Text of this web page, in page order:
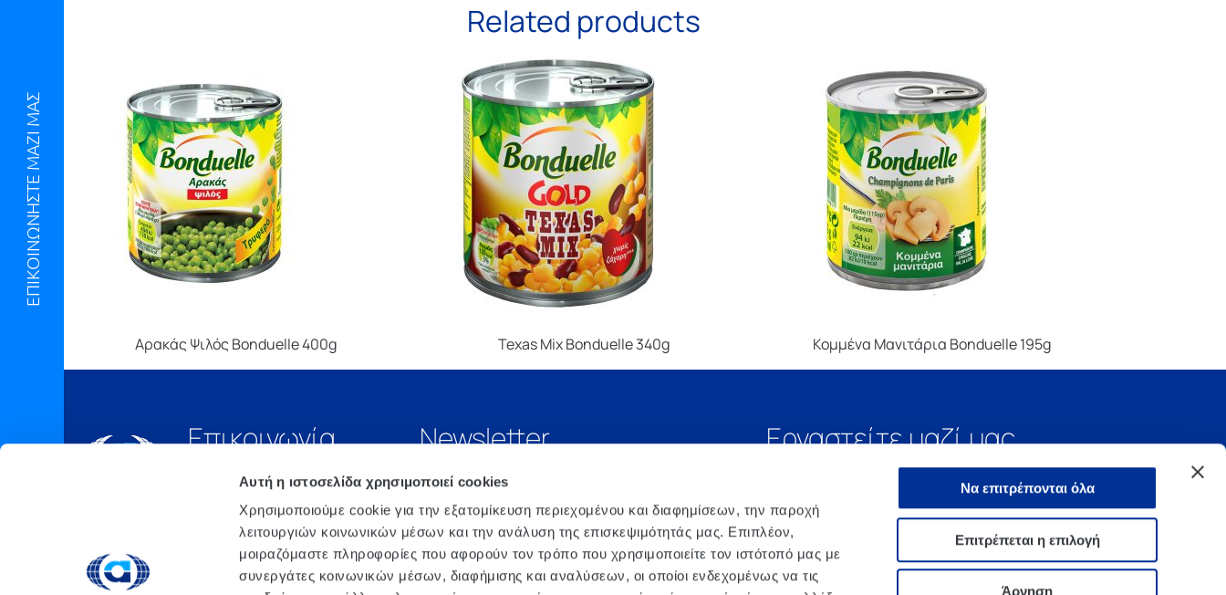
Αυτή η ιστοσελίδα χρησιμοποιεί cookies
Χρησιμοποιούμε cookie για την εξατομίκευση περιεχομένου και διαφημίσεων, την παροχή
λειτουργιών κοινωνικών μέσων και την ανάλυση της επισκεψιμότητάς μας. Επιπλέον,
μοιραζόμαστε πληροφορίες που αφορούν τον τρόπο που χρησιμοποιείτε τον ιστότοπό μας με
συνεργάτες κοινωνικών μέσων, διαφήμισης και αναλύσεων, οι οποίοι ενδεχομένως να τις
Να επιτρέπονται όλα
Επιτρέπεται η επιλογή
Άρνηση
ΕΠΙΚΟΙΝΩΝΗΣΤΕ ΜΑΖΙ ΜΑΣ
Related products
Αρακάς Ψιλός Bonduelle 400g Texas Mix Bonduelle 340g Κομμένα Μανιτάρια Bonduelle 195g
Επικοινωνία
210 6675000
Αθήνα, 3o xλμ. Λ.
ΜΑΡΚΟΠΟΥΛΟΥ, Τ.Θ. 200, TK
190 02 ΠΑΙΑΝΙΑ ΑΤΤΙΚΗΣ
email: info@atlanta.gr
Newsletter Εργαστείτε μαζί μας